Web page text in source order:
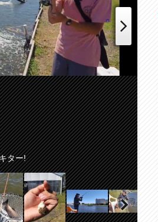
ター!
Next